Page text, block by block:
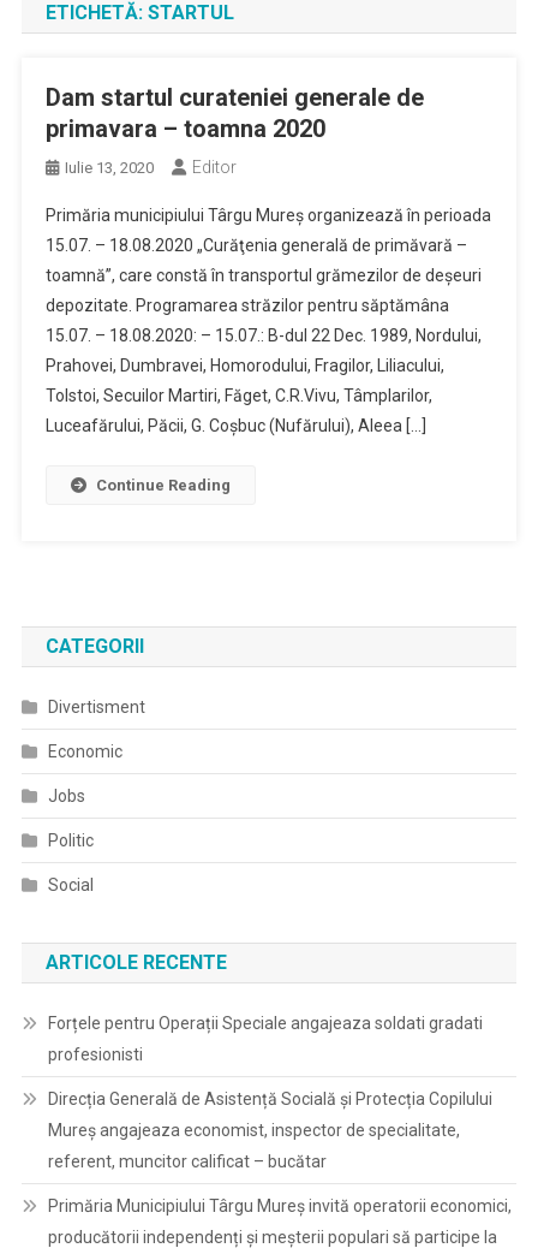
ETICHETĂ: STARTUL
Dam startul curateniei generale de
primavara – toamna 2020
Iulie 13, 2020 Editor
Primăria municipiului Târgu Mureş organizează în perioada
15.07. – 18.08.2020 „Curăţenia generală de primăvară –
toamnă”, care constă în transportul grămezilor de deşeuri
depozitate. Programarea străzilor pentru săptămâna
15.07. – 18.08.2020: – 15.07.: B-dul 22 Dec. 1989, Nordului,
Prahovei, Dumbravei, Homorodului, Fragilor, Liliacului,
Tolstoi, Secuilor Martiri, Făget, C.R.Vivu, Tâmplarilor,
Luceafărului, Păcii, G. Coșbuc (Nufărului), Aleea […]
Continue Reading
CATEGORII
Divertisment
Economic
Jobs
Politic
Social
ARTICOLE RECENTE
Forțele pentru Operații Speciale angajeaza soldati gradati
profesionisti
Direcția Generală de Asistență Socială și Protecția Copilului
Mureș angajeaza economist, inspector de specialitate,
referent, muncitor calificat – bucătar
Primăria Municipiului Târgu Mureș invită operatorii economici,
producătorii independenți și meșterii populari să participe la